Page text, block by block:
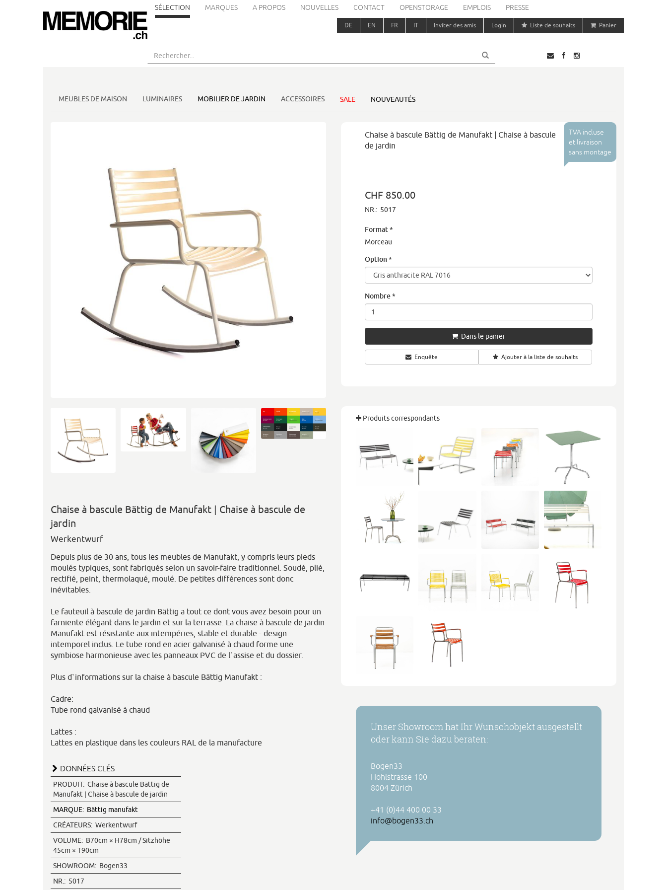
SÉLECTION MARQUES A PROPOS NOUVELLES CONTACT OPENSTORAGE EMPLOIS PRESSE
DE EN FR IT Inviter des amis Login Liste de souhaits Panier
MEUBLES DE MAISON LUMINAIRES MOBILIER DE JARDIN ACCESSOIRES SALE NOUVEAUTÉS
Chaise à bascule Bättig de Manufakt | Chaise à bascule de
jardin
Werkentwurf
Depuis plus de 30 ans, tous les meubles de Manufakt, y compris leurs pieds
moulés typiques, sont fabriqués selon un savoir-faire traditionnel. Soudé, plié,
rectifié, peint, thermolaqué, moulé. De petites différences sont donc
inévitables.
Le fauteuil à bascule de jardin Bättig a tout ce dont vous avez besoin pour un
farniente élégant dans le jardin et sur la terrasse. La chaise à bascule de jardin
Manufakt est résistante aux intempéries, stable et durable - design
intemporel inclus. Le tube rond en acier galvanisé à chaud forme une
symbiose harmonieuse avec les panneaux PVC de l`assise et du dossier.
Plus d`informations sur la chaise à bascule Bättig Manufakt :
Cadre:
Tube rond galvanisé à chaud
Lattes :
Lattes en plastique dans les couleurs RAL de la manufacture
DONNÉES CLÉS
PRODUIT: Chaise à bascule Bättig de
Manufakt | Chaise à bascule de jardin
MARQUE: Bättig manufakt
CRÉATEURS: Werkentwurf
VOLUME: B70cm × H78cm / Sitzhöhe
45cm × T90cm
SHOWROOM: Bogen33
NR.: 5017
TVA incluse
et livraison
sans montage
Chaise à bascule Bättig de Manufakt | Chaise à bascule
de jardin
CHF 850.00
NR.: 5017
Format*
Morceau
Option*
Nombre*
Dans le panier
Enquête Ajouter à la liste de souhaits
Produits correspondants
Unser Showroom hat Ihr Wunschobjekt ausgestellt
oder kann Sie dazu beraten:
Bogen33
Hohlstrasse 100
8004 Zürich
+41 (0)44 400 00 33
info@bogen33.ch